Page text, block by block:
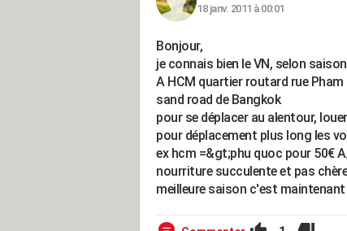
18 janv. 2011 à 00:01
Bonjour,
je connais bien le VN, selon
A HCM quartier routard rue
sand road de Bangkok
pour se déplacer au alentour,
pour déplacement plus long les
ex hcm =&gt;phu quoc pour 50€
nourriture succulente et pas chère
meilleure saison c'est maintenant